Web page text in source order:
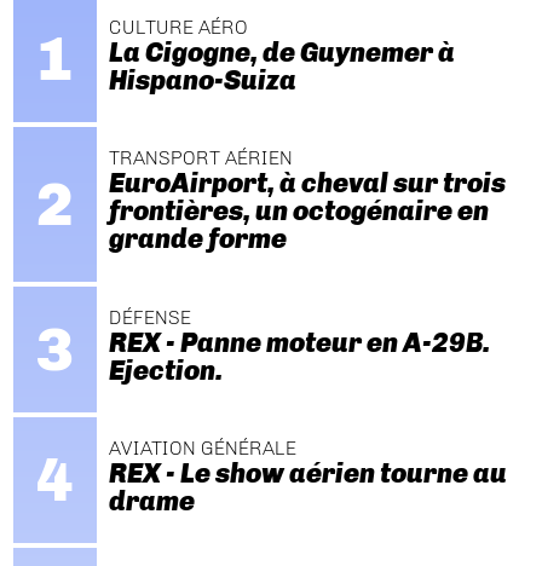
CULTURE AÉRO
La Cigogne, de Guynemer à
Hispano-Suiza
TRANSPORT AÉRIEN
EuroAirport, à cheval sur trois
frontières, un octogénaire en
grande forme
DÉFENSE
REX - Panne moteur en A-29B.
Ejection.
AVIATION GÉNÉRALE
REX - Le show aérien tourne au
drame